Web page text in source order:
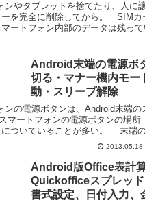
ンやタブレットを捨てたり、人に
ーを完全に削除してから。 SIMカ
ートフォン内部のデータは残っ
Android末端の電源ボ
切る・マナー機内モー
動・スリープ解除
ンの電源ボタンは、Android末端の
マートフォンの電源ボタンの場
ついていることが多い。 末端の
2013.05.18
Android版Office表計
Quickofficeスプレッド
書式設定、日付入力、